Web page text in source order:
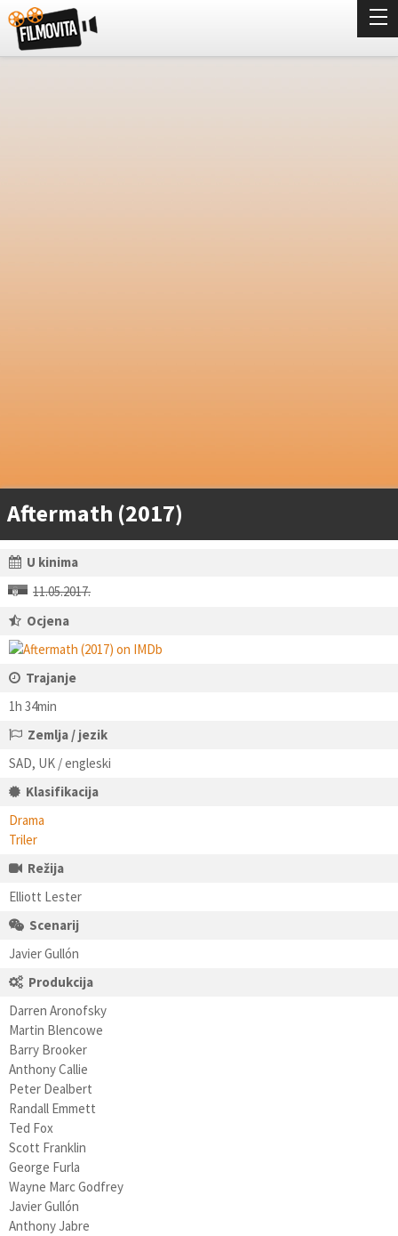
Aftermath (2017)
U kinima
11.05.2017.
Ocjena
Trajanje
1h 34min
Zemlja / jezik
SAD, UK / engleski
Klasifikacija
Drama
Triler
Režija
Elliott Lester
Scenarij
Javier Gullón
Produkcija
Darren Aronofsky
Martin Blencowe
Barry Brooker
Anthony Callie
Peter Dealbert
Randall Emmett
Ted Fox
Scott Franklin
George Furla
Wayne Marc Godfrey
Javier Gullón
Anthony Jabre